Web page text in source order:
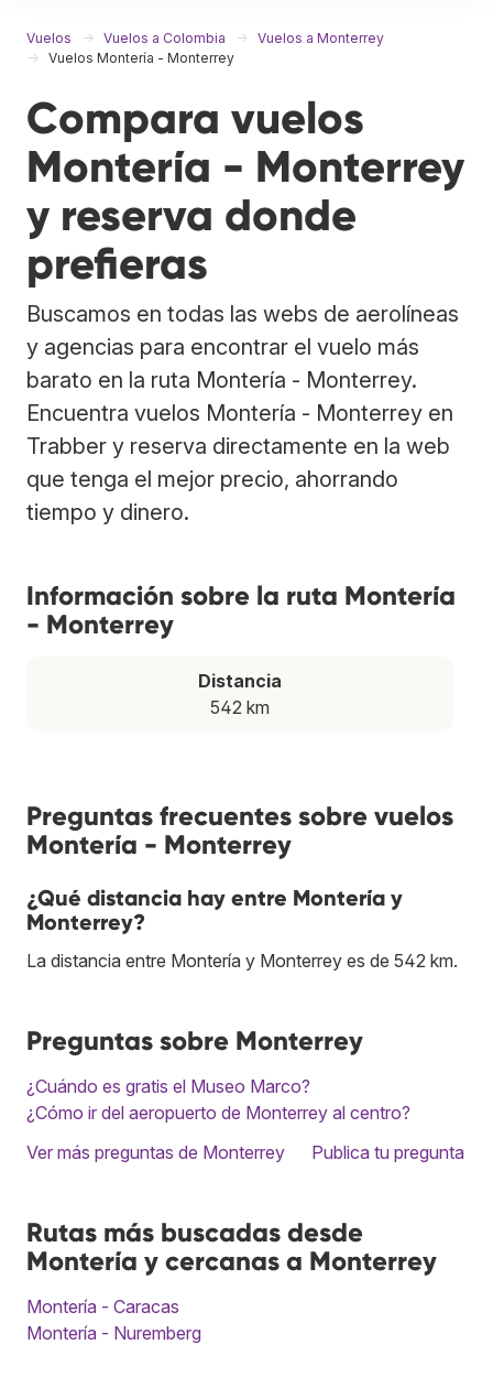
Vuelos Vuelos a Colombia
Vuelos a Monterrey
Vuelos Montería - Monterrey
Compara vuelos
Montería - Monterrey
y reserva donde
prefieras
Buscamos en todas las webs de aerolíneas
y agencias para encontrar el vuelo más
barato en la ruta Montería - Monterrey.
Encuentra vuelos Montería - Monterrey en
Trabber y reserva directamente en la web
que tenga el mejor precio, ahorrando
tiempo y dinero.
Información sobre la ruta Montería
- Monterrey
Distancia
542 km
Preguntas frecuentes sobre vuelos
Montería - Monterrey
¿Qué distancia hay entre Montería y
Monterrey?
La distancia entre Montería y Monterrey es de 542 km.
Preguntas sobre Monterrey
¿Cuándo es gratis el Museo Marco?
¿Cómo ir del aeropuerto de Monterrey al centro?
Ver más preguntas de Monterrey
Publica tu pregunta
Rutas más buscadas desde
Montería y cercanas a Monterrey
Montería - Caracas
Montería - Nuremberg